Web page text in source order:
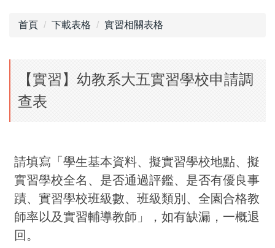
首頁 下載表格 實習相關表格
【實習】幼教系大五實習學校申請調
查表
請填寫「學生基本資料、擬實習學校地點、擬
實習學校全名、是否通過評鑑、是否有優良事
蹟、實習學校班級數、班級類別、全園合格教
師率以及實習輔導教師」， 如有缺漏，一概退
回。